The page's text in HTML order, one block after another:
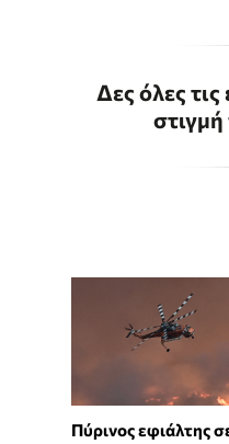
Δες όλες τις
Πύρινος εφιάλτης